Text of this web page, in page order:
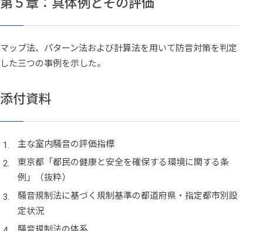
マップ法、パターン法および計算法を用いて防音対策を判定
した三つの事例を示した。
添付資料
主な室内騒音の評価指標
東京都「都民の健康と安全を確保する環境に関する条
例」（抜粋）
騒音規制法に基づく規制基準の都道府県・指定都市別設
定状況
騒音規制法の体系